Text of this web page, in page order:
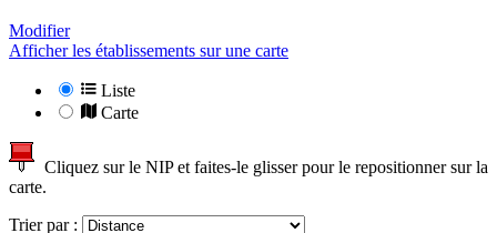
Modifier
Afficher les établissements sur une carte
Liste
Carte
Cliquez sur le NIP et faites-le glisser pour le repositionner sur la
carte.
Trier par :